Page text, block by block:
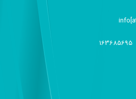
163685695